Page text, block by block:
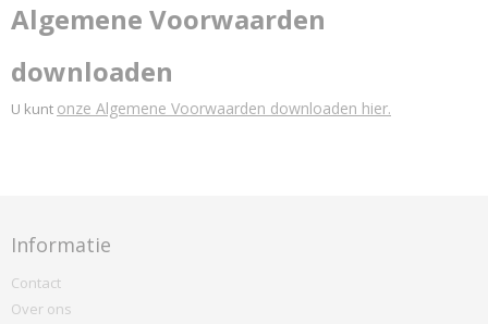
Algemene Voorwaarden
downloaden
U kunt onze Algemene Voorwaarden downloaden hier.
Informatie
Contact
Over ons